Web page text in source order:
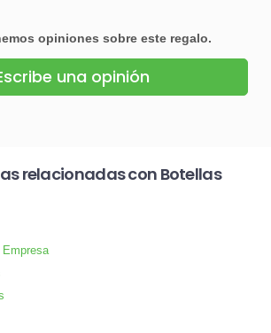
opiniones sobre este regalo.
una opinión
relacionadas con Botellas